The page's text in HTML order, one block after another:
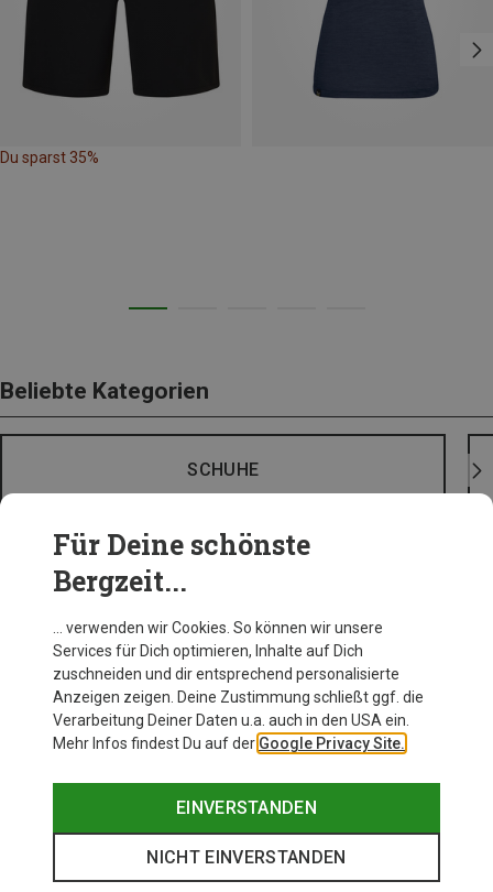
Du sparst 35%
Beliebte Kategorien
SCHUHE
Für Deine schönste
Bergzeit...
… verwenden wir Cookies. So können wir unsere
Services für Dich optimieren, Inhalte auf Dich
zuschneiden und dir entsprechend personalisierte
Anzeigen zeigen. Deine Zustimmung schließt ggf. die
Verarbeitung Deiner Daten u.a. auch in den USA ein.
Mehr Infos findest Du auf der Google Privacy Site.
EINVERSTANDEN
NICHT EINVERSTANDEN